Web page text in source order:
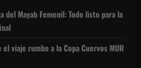
del Mayab Femenil: Todo listo para la
viaje rumbo a la Copa Cuervos MUR